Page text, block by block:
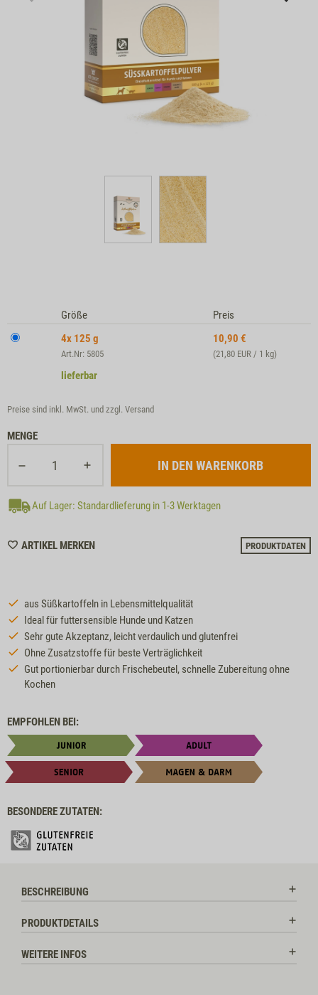
Größe
Preis
4x 125 g
Art.Nr: 5805
10,90 €
(21,80 EUR / 1 kg)
lieferbar
Preise sind inkl. MwSt. und zzgl. Versand
MENGE
Auf Lager: Standardlieferung in 1-3 Werktagen
ARTIKEL MERKENWISHLIST
PRODUKTDATEN
aus Süßkartoffeln in Lebensmittelqualität
Ideal für futtersensible Hunde und Katzen
Sehr gute Akzeptanz, leicht verdaulich und glutenfrei
Ohne Zusatzstoffe für beste Verträglichkeit
Gut portionierbar durch Frischebeutel, schnelle Zubereitung ohne
Kochen
EMPFOHLEN BEI:
BESONDERE ZUTATEN:
BESCHREIBUNG
PRODUKTDETAILS
WEITERE INFOS